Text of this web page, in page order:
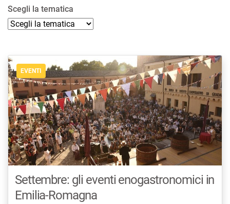
Scegli la tematica
EVENTI
Settembre: gli eventi enogastronomici in
Emilia-Romagna